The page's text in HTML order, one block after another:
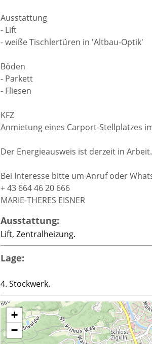
Ausstattung
- Lift
- weiße Tischlertüren in 'Altbau-Optik'
Böden
- Parkett
- Fliesen
KFZ
Anmietung eines Carport-Stellplatzes
Der Energieausweis ist derzeit in Arbeit.
Bei Interesse bitte um Anruf oder
+ 43 664 46 20 666
MARIE-THERES EISNER
Ausstattung:
Lift, Zentralheizung.
Lage:
4. Stockwerk.
+
−